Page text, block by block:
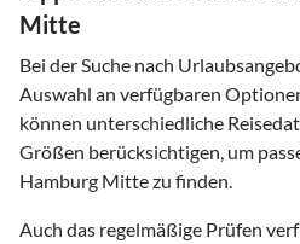
Mitte
Bei der Suche nach
Auswahl an verfügbaren
können unterschiedliche
Größen berücksichtigen, um
Hamburg Mitte zu finden.
Auch das regelmäßige Prüfen